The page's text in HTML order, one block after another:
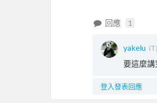
回應 1
yakelu iT
要這麼
登入發表回應